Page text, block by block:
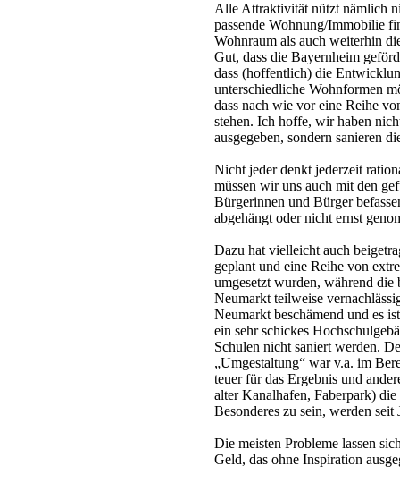
Alle Attraktivität nützt nämlich
passende Wohnung/Immobilie
Wohnraum als auch weiterhin
Gut, dass die Bayernheim
dass (hoffentlich) die
unterschiedliche Wohnformen
dass nach wie vor eine Reihe
stehen. Ich hoffe, wir haben
ausgegeben, sondern sanieren
Nicht jeder denkt jederzeit
müssen wir uns auch mit den
Bürgerinnen und Bürger
abgehängt oder nicht ernst
Dazu hat vielleicht auch
geplant und eine Reihe von
umgesetzt wurden, während die
Neumarkt teilweise
Neumarkt beschämend und es
ein sehr schickes
Schulen nicht saniert werden.
„Umgestaltung“ war v.a. im
teuer für das Ergebnis und
alter Kanalhafen, Faberpark)
Besonderes zu sein, werden seit
Die meisten Probleme lassen
Geld, das ohne Inspiration